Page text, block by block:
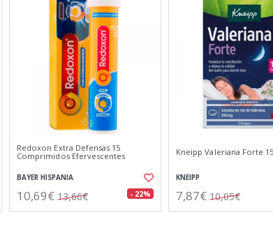
Redoxon Extra Defensas 15
Comprimidos Efervescentes
BAYER HISPANIA
10,69€ 13,66€ - 22%
Kneipp Valeriana Forte
KNEIPP
7,87€ 10,05€